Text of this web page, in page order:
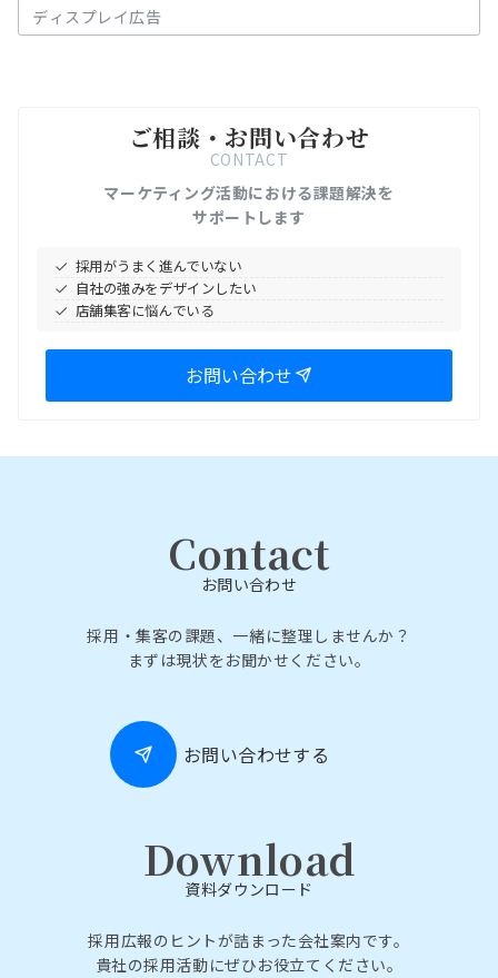
ご相談・お問い合わせ
CONTACT
マーケティング活動における課題解決を
サポートします
採用がうまく進んでいない
自社の強みをデザインしたい
店舗集客に悩んでいる
お問い合わせ
Contact
お問い合わせ
採用・集客の課題、一緒に整理しませんか？
まずは現状をお聞かせください。
お問い合わせする
Download
資料ダウンロード
採用広報のヒントが詰まった会社案内です。
貴社の採用活動にぜひお役立てください。